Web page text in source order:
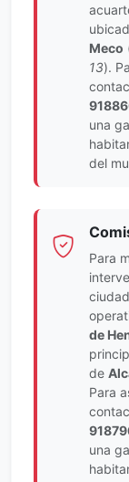
Meco
13).
una
del
Para
de
de
Para
una